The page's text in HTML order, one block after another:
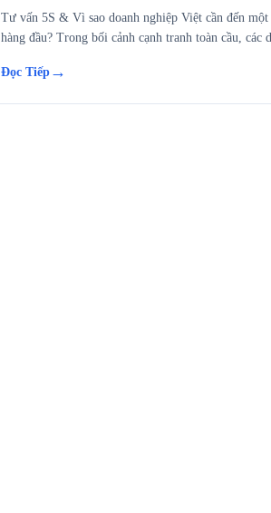
Tư vấn 5S & Vì sao doanh nghiệp Việt cần đến một
hàng đầu? Trong bối cảnh cạnh tranh toàn cầu, các
Đọc Tiếp→